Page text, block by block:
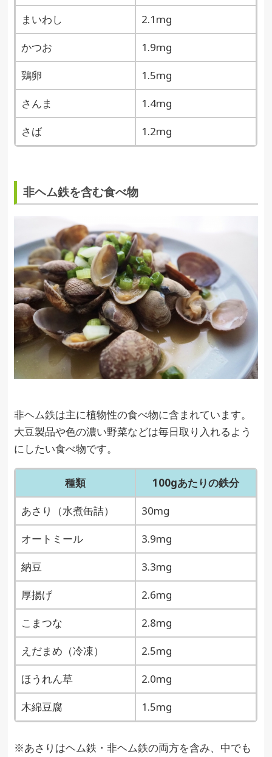
まいわし
2.1mg
かつお
1.9mg
鶏卵
1.5mg
さんま
1.4mg
さば
1.2mg
非ヘム鉄を含む食べ物
非ヘム鉄は主に植物性の食べ物に含まれています。
大豆製品や色の濃い野菜などは毎日取り入れるよう
にしたい食べ物です。
種類
100gあたりの鉄分
あさり（水煮缶詰）
30mg
オートミール
3.9mg
納豆
3.3mg
厚揚げ
2.6mg
こまつな
2.8mg
えだまめ（冷凍）
2.5mg
ほうれん草
2.0mg
木綿豆腐
1.5mg
※あさりはヘム鉄・非ヘム鉄の両方を含み、中でも